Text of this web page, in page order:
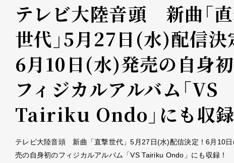
テレビ大陸音頭 新曲「
世代」5月27日(水)配信決
6月10日(水)発売の自身
フィジカルアルバム「VS
Tairiku Ondo」にも収録
テレビ大陸音頭 新曲「直撃世代」5月27日(水)配信決定！6月10日
売の自身初のフィジカルアルバム「VS Tairiku Ondo」にも収録！